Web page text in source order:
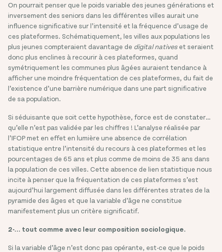
On pourrait penser que le poids variable des jeunes générations et
inversement des seniors dans les différentes villes aurait une
influence significative sur l’intensité et la fréquence d’usage de
ces plateformes. Schématiquement, les villes aux populations les
plus jeunes compteraient davantage de digital nativeset seraient
donc plus enclines à recourir à ces plateformes, quand
symétriquement les communes plus âgées auraient tendance à
afficher une moindre fréquentation de ces plateformes, du fait de
l’existence d’une barrière numérique dans une part significative
de sa population.
Si séduisante que soit cette hypothèse, force est de constater…
qu’elle n’est pas validée par les chiffres ! L’analyse réalisée par
l’IFOP met en effet en lumière une absence de corrélation
statistique entre l’intensité du recours à ces plateformes et les
pourcentages de 65 ans et plus comme de moins de 35 ans dans
la population de ces villes. Cette absence de lien statistique nous
incite à penser que la fréquentation de ces plateformes s’est
aujourd’hui largement diffusée dans les différentes strates de la
pyramide des âges et que la variable d’âge ne constitue
manifestement plus un critère significatif.
2-… tout comme avec leur composition sociologique.
Si la variable d’âge n’est donc pas opérante, est-ce que le poids